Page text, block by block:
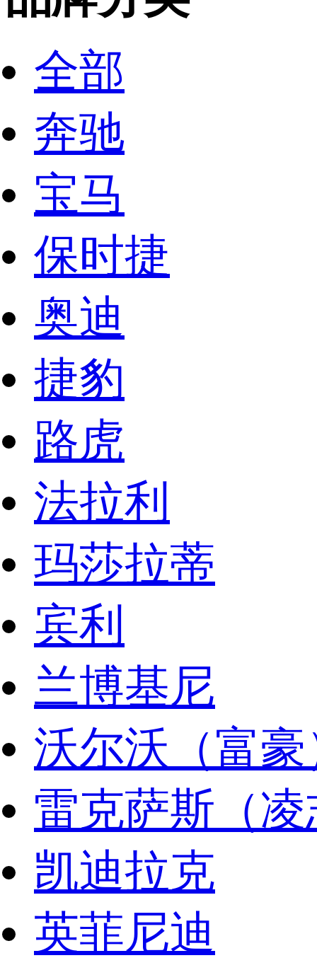
全部
奔驰
宝马
保时捷
奥迪
捷豹
路虎
法拉利
玛莎拉蒂
宾利
兰博基尼
沃尔沃（富豪
雷克萨斯（
凯迪拉克
英菲尼迪